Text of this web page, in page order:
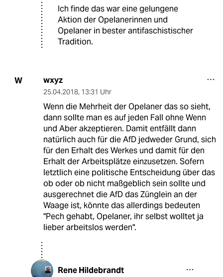
Ich finde das war eine gelungene
Aktion der Opelanerinnen und
Opelaner in bester antifaschistischer
Tradition.
W wxyz
25.04.2018, 13:31 Uhr
Wenn die Mehrheit der Opelaner das so sieht,
dann sollte man es auf jeden Fall ohne Wenn
und Aber akzeptieren. Damit entfällt dann
natürlich auch für die AfD jedweder Grund, sich
für den Erhalt des Werkes und damit für den
Erhalt der Arbeitsplätze einzusetzen. Sofern
letztlich eine politische Entscheidung über das
ob oder ob nicht maßgeblich sein sollte und
ausgerechnet die AfD das Zünglein an der
Waage ist, könnte das allerdings bedeuten
"Pech gehabt, Opelaner, ihr selbst wolltet ja
lieber arbeitslos werden".
Rene Hildebrandt